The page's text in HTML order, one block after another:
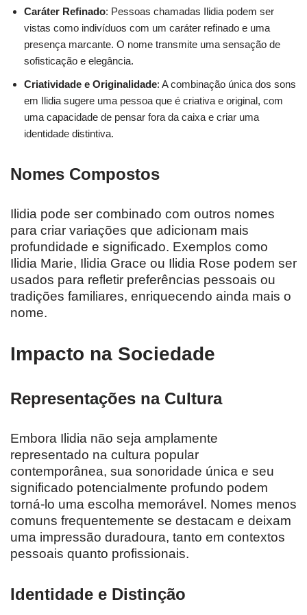
Caráter Refinado: Pessoas chamadas Ilidia podem ser
vistas como indivíduos com um caráter refinado e uma
presença marcante. O nome transmite uma sensação de
sofisticação e elegância.
Criatividade e Originalidade: A combinação única dos sons
em Ilidia sugere uma pessoa que é criativa e original, com
uma capacidade de pensar fora da caixa e criar uma
identidade distintiva.
Nomes Compostos
Ilidia pode ser combinado com outros nomes
para criar variações que adicionam mais
profundidade e significado. Exemplos como
Ilidia Marie, Ilidia Grace ou Ilidia Rose podem ser
usados para refletir preferências pessoais ou
tradições familiares, enriquecendo ainda mais o
nome.
Impacto na Sociedade
Representações na Cultura
Embora Ilidia não seja amplamente
representado na cultura popular
contemporânea, sua sonoridade única e seu
significado potencialmente profundo podem
torná-lo uma escolha memorável. Nomes menos
comuns frequentemente se destacam e deixam
uma impressão duradoura, tanto em contextos
pessoais quanto profissionais.
Identidade e Distinção